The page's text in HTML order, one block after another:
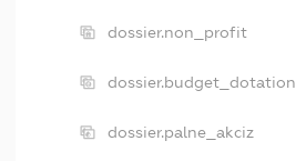
dossier.non_profit
dossier.budget_dotation
dossier.palne_akciz